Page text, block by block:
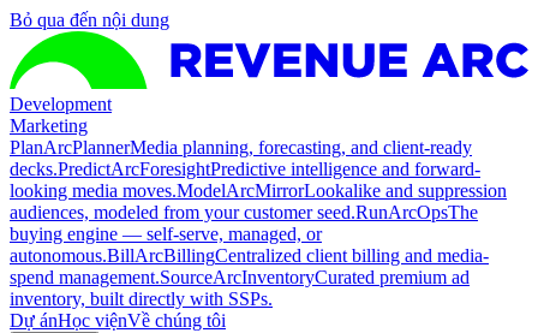
Bỏ qua đến nội dung
Development
Marketing
PlanArcPlannerMedia planning, forecasting, and client-ready
decks.PredictArcForesightPredictive intelligence and forward-
looking media moves.ModelArcMirrorLookalike and suppression
audiences, modeled from your customer seed.RunArcOpsThe
buying engine — self-serve, managed, or
autonomous.BillArcBillingCentralized client billing and media-
spend management.SourceArcInventoryCurated premium ad
inventory, built directly with SSPs.
Dự ánHọc việnVề chúng tôi